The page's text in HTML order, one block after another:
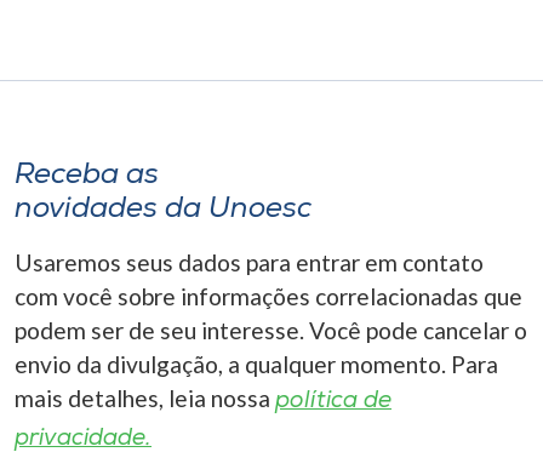
Receba as
novidades da Unoesc
Usaremos seus dados para entrar em contato
com você sobre informações correlacionadas que
podem ser de seu interesse. Você pode cancelar o
envio da divulgação, a qualquer momento. Para
mais detalhes, leia nossa política de
privacidade.